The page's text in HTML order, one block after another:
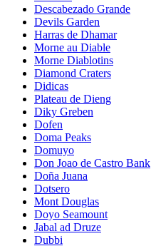
Descabezado Grande
Devils Garden
Harras de Dhamar
Morne au Diable
Morne Diablotins
Diamond Craters
Didicas
Plateau de Dieng
Diky Greben
Dofen
Doma Peaks
Domuyo
Don Joao de Castro Bank
Doña Juana
Dotsero
Mont Douglas
Doyo Seamount
Jabal ad Druze
Dubbi